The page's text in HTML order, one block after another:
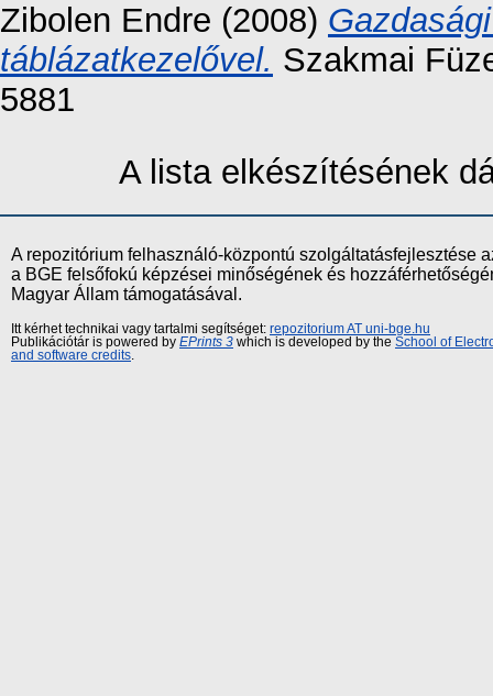
Zibolen Endre (2008)
táblázatkezelővel. Szakmai
5881
A lista elkészítésének
A repozitórium felhasználó-központú szolgáltatásfejlesztése
a BGE felsőfokú képzései minőségének és
Magyar Állam támogatásával.
Itt kérhet technikai vagy tartalmi segítséget: repozitorium AT uni-bge.hu
Publikációtár is powered by EPrints 3 which is developed by the School of
and software credits